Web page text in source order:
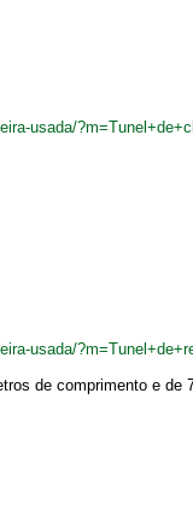
usada/
usada/
de comprimento e